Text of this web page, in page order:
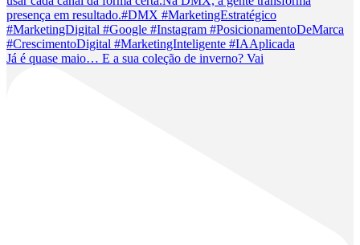
Já é quase maio… E a sua coleção de inverno? Vai